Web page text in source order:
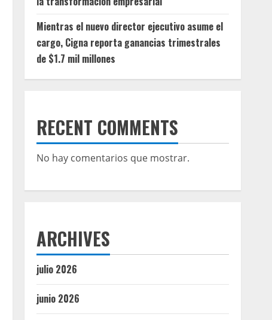
Mientras el nuevo director ejecutivo asume el
cargo, Cigna reporta ganancias trimestrales
de $1.7 mil millones
RECENT COMMENTS
No hay comentarios que mostrar.
ARCHIVES
julio 2026
junio 2026